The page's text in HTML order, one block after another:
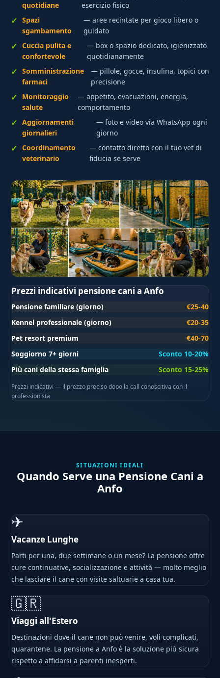
quotidiane
esercizio fisico
Spazi
sgambamento
— aree recintate per gioco libero o
guidato
Cuccia pulita e
confortevole
— box o spazio dedicato, igienizzato
quotidianamente
Somministrazione
farmaci
— pillole, gocce, insulina, topici con
precisione
Monitoraggio
salute
— appetito, evacuazioni, energia,
comportamento
Aggiornamenti
giornalieri
— foto e video via WhatsApp ogni
giorno
Coordinamento
veterinario
— contatto diretto con il tuo vet di
fiducia se serve
Prezzi indicativi pensione cani a Anfo
Pensione familiare (giorno)
€25-40
Kennel professionale (giorno)
€20-35
Pet resort premium
€40-70
Soggiorno 7+ giorni
Sconto 10-20%
Più cani della stessa famiglia
Sconto 15-25%
Prezzi indicativi — il prezzo preciso dopo la call conoscitiva con il
professionista
SITUAZIONI IDEALI
Quando Serve una Pensione Cani a
Anfo
✈
Vacanze Lunghe
Parti per una, due settimane o un mese? La pensione offre
cure continuative, socializzazione e attività — molto meglio
che lasciare il cane con visite saltuarie a casa tua.
🇬🇷
Viaggi all'Estero
Destinazioni dove il cane non può venire, voli complicati,
quarantene. La pensione a Anfo è la soluzione più sicura
rispetto a affidarsi a parenti inesperti.